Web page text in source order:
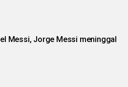
Messi, Jorge Messi meninggal